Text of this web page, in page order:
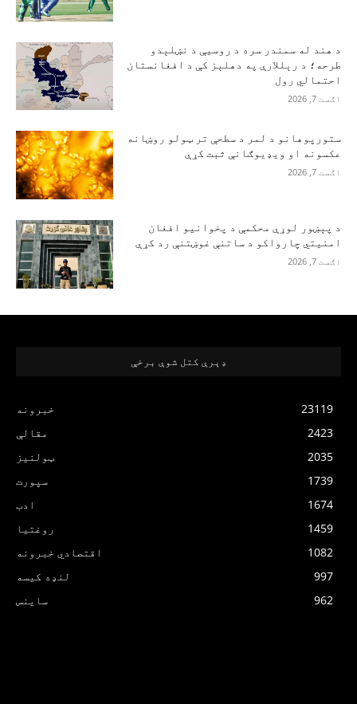
د هند له سمندر سره د روسیې د نښلېدو
طرحه؛ د رېللارې په دهلېز کې د افغانستان
احتمالي رول
اګست 7, 2026
ستورپوهانو د لمر د سطحې تر ټولو روښانه
عکسونه او ویډیوګانې ثبت کړې
اګست 7, 2026
د پېښور لوړې محکمې د پخوانیو افغان
امنیتي چارواکو د ساتنې غوښتنې رد کړې
اګست 7, 2026
ډېرې کتل شوې برخې
خبرونه
23119
مقالې
2423
ټولنیز
2035
سپورت
1739
ادب
1674
روغتیا
1459
اقتصادي خبرونه
1082
لنډه کیسه
997
ساینس
962